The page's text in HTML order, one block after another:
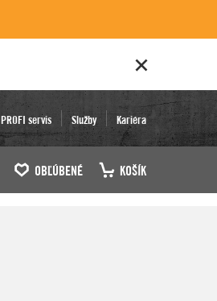
PROFI servis Služby Kariéra
OBĽÚBENÉ KOŠÍK